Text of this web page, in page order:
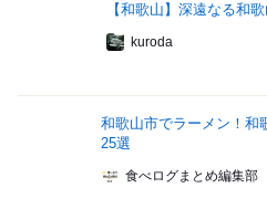
【和歌山】深遠なる和
kuroda
和歌山市でラーメン！和
25選
食べログまとめ編集部